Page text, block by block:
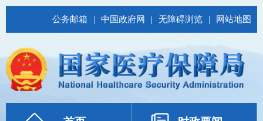
公务邮箱 | 中国政府网 | 无障碍浏览 | 网站地图